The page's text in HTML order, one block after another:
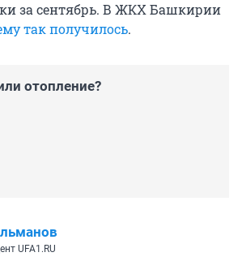
за сентябрь. В ЖКХ Башкирии
так получилось.
отопление?
UFA1.RU